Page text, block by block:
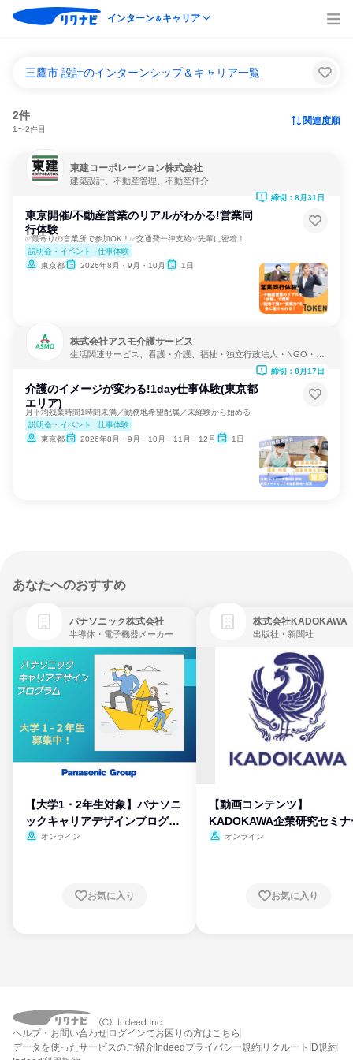
インターン＆キャリア
三鷹市 設計のインターンシップ＆キャリア一覧
2件
1〜2件目
関連度順
東建コーポレーション株式会社
建築設計、不動産管理、不動産仲介
東京開催/不動産営業のリアルがわかる!営業同
行体験
✅最寄りの営業所で参加OK！✅交通費一律支給✅先輩に密着！
説明会・イベント
仕事体験
東京都
2026年8月・9月・10月 1日
締切：8月31日
株式会社アスモ介護サービス
生活関連サービス、看護・介護、福祉・独立行政法人・NGO・N
介護のイメージが変わる!1day仕事体験(東京都
エリア)
月平均残業時間1時間未満／勤務地希望配属／未経験から始める
説明会・イベント
仕事体験
東京都
2026年8月・9月・10月・11月・12月 1日
締切：8月17日
あなたへのおすすめ
パナソニック株式会社
半導体・電子機器メーカー
【大学1・2年生対象】パナソニ
ックキャリアデザインプログラ
ム
オンライン
お気に入り
株式会社KADOKAWA
出版社・新聞社
【動画コンテンツ】
KADOKAWA企業研究セミナ
オンライン
お気に入り
ヘルプ・お問い合わせ ログインでお困りの方はこちら
データを使ったサービスのご紹介 Indeedプライバシー規約 リクルートID規約